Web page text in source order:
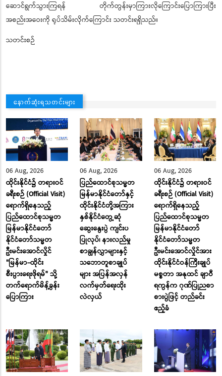
ဆောင်ရွက်သွားကြရန် တိုက်တွန်းမှာကြားလိုကြောင်းပြောကြားပြီး
အစည်းအဝေးကို ရုပ်သိမ်းလိုက်ကြောင်း သတင်းရရှိသည်။
သတင်းစဉ်
နောက်ဆုံးရသတင်းများ
06 Aug, 2026
ထိုင်းနိုင်ငံ၌ တရားဝင်
ခရီးစဉ် (Official Visit)
ရောက်ရှိနေသည့်
ပြည်ထောင်စုသမ္မတ
မြန်မာနိုင်ငံတော်
နိုင်ငံတော်သမ္မတ
ဦးမင်းအောင်လှိုင်
"မြန်မာ-ထိုင်း
စီးပွားရေးဖိုရမ်" သို့
တက်ရောက်မိန့်ခွန်း
ပြောကြား
06 Aug, 2026
ပြည်ထောင်စုသမ္မတ
မြန်မာနိုင်ငံတော်နှင့်
ထိုင်းနိုင်ငံတို့အကြား
နှစ်နိုင်ငံတွေ့ဆုံ
ဆွေးနွေးပွဲ ကျင်းပ
ပြုလုပ်၊ နားလည်မှု
စာချွန်လွှာများနှင့်
သဘောတူစာချုပ်
များ အပြန်အလှန်
လက်မှတ်ရေးထိုး
လဲလှယ်
06 Aug, 2026
ထိုင်းနိုင်ငံ၌ တရားဝင်
ခရီးစဉ် (Official Visit)
ရောက်ရှိနေသည့်
ပြည်ထောင်စုသမ္မတ
မြန်မာနိုင်ငံတော်
နိုင်ငံတော်သမ္မတ
ဦးမင်းအောင်လှိုင်အား
ထိုင်းနိုင်ငံဝန်ကြီးချုပ်
မစ္စတာ အနုထင် ချာဝီ
ရကွန်က ဂုဏ်ပြုညစာ
စားပွဲဖြင့် တည်ခင်း
ဧည့်ခံ